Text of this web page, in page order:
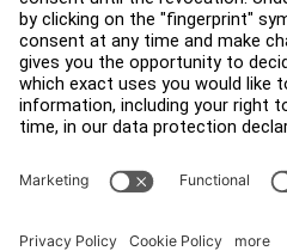
可及性
登入 Facility Connect